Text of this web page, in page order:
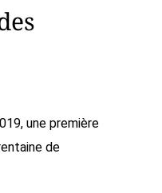
une première
de